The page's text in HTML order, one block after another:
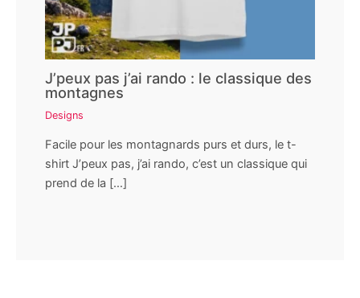
J’peux pas j’ai rando : le classique des
montagnes
Designs
Facile pour les montagnards purs et durs, le t-
shirt J’peux pas, j’ai rando, c’est un classique qui
prend de la […]